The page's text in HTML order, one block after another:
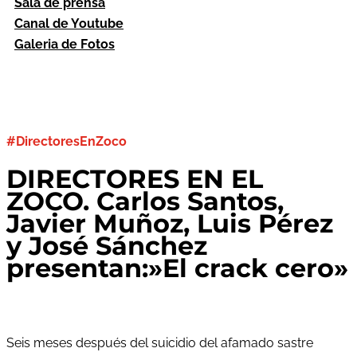
Canal de Youtube
Galeria de Fotos
#DirectoresEnZoco
DIRECTORES EN EL
ZOCO. Carlos Santos,
Javier Muñoz, Luis Pérez
y José Sánchez
presentan:»El crack cero»
Seis meses después del suicidio del afamado sastre